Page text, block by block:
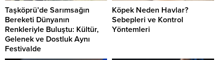
Taşköprü’de Sarımsağın
Bereketi Dünyanın
Renkleriyle Buluştu: Kültür,
Gelenek ve Dostluk Aynı
Festivalde
Köpek Neden Havlar?
Sebepleri ve Kontrol
Yöntemleri